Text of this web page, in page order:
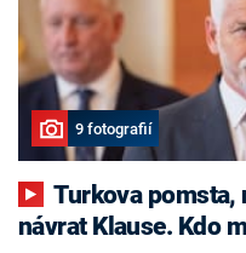
9 fotografií
Turkova pomsta, nekonfliktní Havlíček i
návrat Klause. Kdo